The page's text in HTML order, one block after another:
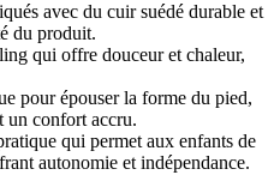
avec du cuir suédé durable et
du produit.
qui offre douceur et chaleur,
pour épouser la forme du pied,
un confort accru.
qui permet aux enfants de
autonomie et indépendance.